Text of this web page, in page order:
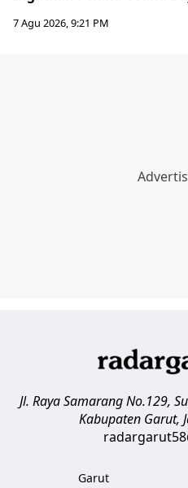
7 Agu 2026, 9:21 PM
Jl. Raya Samarang No.129,
Kabupaten Garut,
Garut